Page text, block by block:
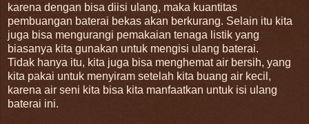
karena dengan bisa diisi ulang, maka kuantitas
pembuangan baterai bekas akan berkurang. Selain itu kita
juga bisa mengurangi pemakaian tenaga listik yang
biasanya kita gunakan untuk mengisi ulang baterai.
Tidak hanya itu, kita juga bisa menghemat air bersih, yang
kita pakai untuk menyiram setelah kita buang air kecil,
karena air seni kita bisa kita manfaatkan untuk isi ulang
baterai ini.